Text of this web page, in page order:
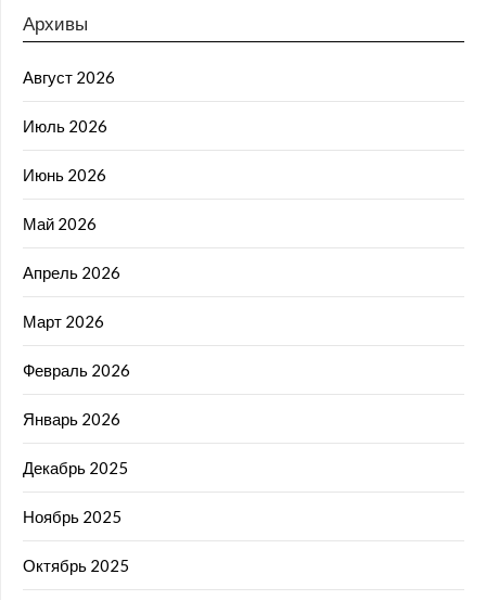
Архивы
Август 2026
Июль 2026
Июнь 2026
Май 2026
Апрель 2026
Март 2026
Февраль 2026
Январь 2026
Декабрь 2025
Ноябрь 2025
Октябрь 2025